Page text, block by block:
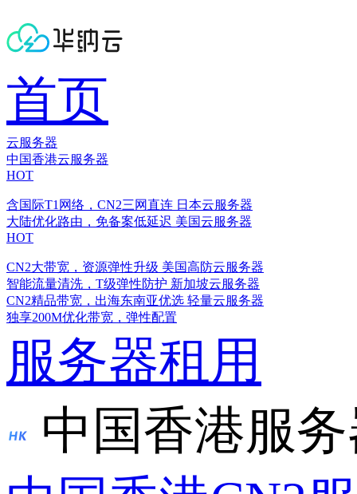
首页
云服务器
中国香港云服务器
HOT
含国际T1网络，CN2三网直连 日本云服务器
大陆优化路由，免备案低延迟 美国云服务器
HOT
CN2大带宽，资源弹性升级 美国高防云服务器
智能流量清洗，T级弹性防护 新加坡云服务器
CN2精品带宽，出海东南亚优选 轻量云服务器
独享200M优化带宽，弹性配置
服务器租用
中国香港服